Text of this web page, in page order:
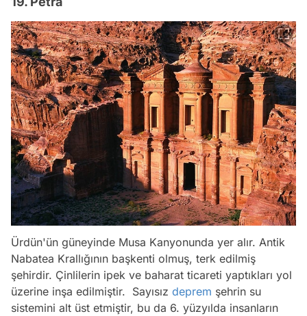
Ürdün'ün güneyinde Musa Kanyonunda yer alır. Antik
Nabatea Krallığının başkenti olmuş, terk edilmiş
şehirdir. Çinlilerin ipek ve baharat ticareti yaptıkları yol
üzerine inşa edilmiştir. Sayısız deprem şehrin su
sistemini alt üst etmiştir, bu da 6. yüzyılda insanların